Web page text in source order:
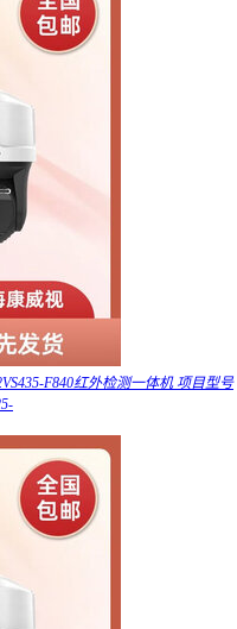
F840红外检测一体机 项目型号